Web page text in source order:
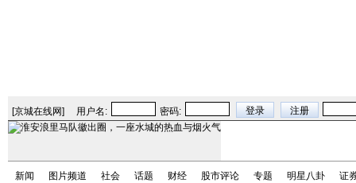
[京城在线网] 用户名: 密码:
新闻 图片频道 社会 话题 财经 股市评论 专题 明星八卦
证